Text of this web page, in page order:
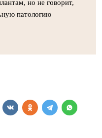
но не говорит,
патологию